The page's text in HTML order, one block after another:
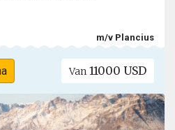
m/v Plancius
Van 11000 USD